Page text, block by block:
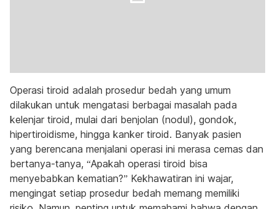
Operasi tiroid adalah prosedur bedah yang umum
dilakukan untuk mengatasi berbagai masalah pada
kelenjar tiroid, mulai dari benjolan (nodul), gondok,
hipertiroidisme, hingga kanker tiroid. Banyak pasien
yang berencana menjalani operasi ini merasa cemas dan
bertanya-tanya, “Apakah operasi tiroid bisa
menyebabkan kematian?” Kekhawatiran ini wajar,
mengingat setiap prosedur bedah memang memiliki